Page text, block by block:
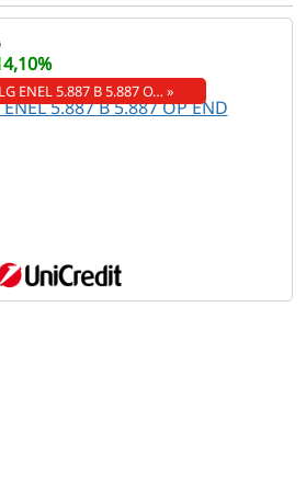
ENEL 5.887 B 5.887 O… »